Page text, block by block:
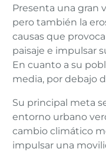
Presenta una gran
pero también la
causas que
paisaje e impulsar
En cuanto a su
media, por debajo
Su principal meta
entorno urbano
cambio climático
impulsar una